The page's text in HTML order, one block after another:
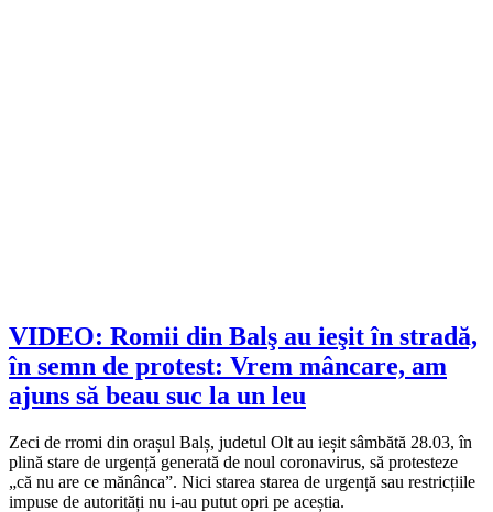
VIDEO: Romii din Balş au ieşit în stradă,
în semn de protest: Vrem mâncare, am
ajuns să beau suc la un leu
Zeci de rromi din orașul Balș, judetul Olt au ieșit sâmbătă 28.03, în
plină stare de urgență generată de noul coronavirus, să protesteze
„că nu are ce mănânca”. Nici starea starea de urgență sau restricțiile
impuse de autorități nu i-au putut opri pe aceștia.